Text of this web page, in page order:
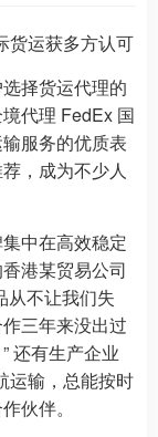
货运获多方认可
择货运代理的
代理 FedEx 国
服务的优质表
，成为不少人
中在高效稳定
港某贸易公司
从不让我们失
三年来没出过
还有生产企业
运输，总能按时
伙伴。